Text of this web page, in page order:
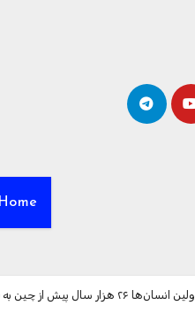
Home
اولین انسان‌ها ۲۶ هزار سال پیش از چین به قاره آمریکا رسیده‌اند